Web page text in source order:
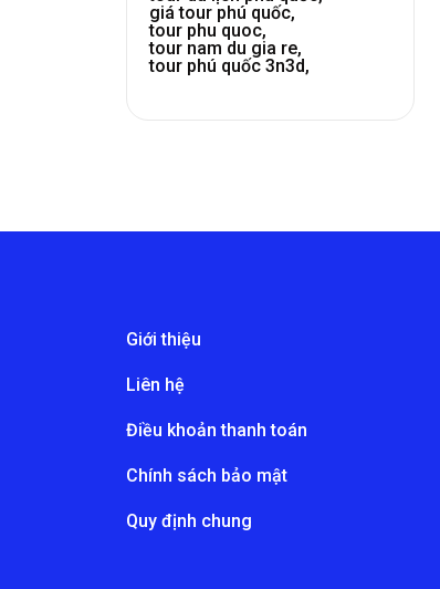
giá tour phú quốc,
tour phu quoc,
tour nam du gia re,
tour phú quốc 3n3d,
Giới thiệu
Liên hệ
Điều khoản thanh toán
Chính sách bảo mật
Quy định chung